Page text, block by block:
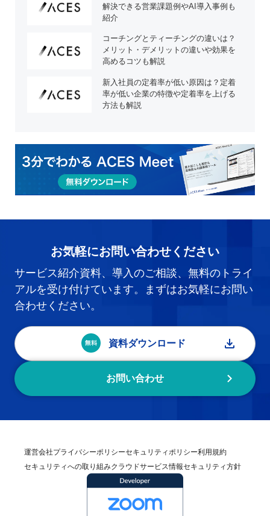
解決できる営業課題例やAI導入事例も
紹介
コーチングとティーチングの違いは？
メリット・デメリットの違いや効果を
高めるコツも解説
新入社員の定着率が低い原因は？定着
率が低い企業の特徴や定着率を上げる
方法も解説
お気軽にお問い合わせください
サービス紹介資料、導入のご相談、無料のトライ
アルを受け付けています。まずはお気軽にお問い
合わせください。
資料ダウンロード
お問い合わせ
運営会社プライバシーポリシーセキュリティポリシー利用規約
セキュリティへの取り組みクラウドサービス情報セキュリティ方針